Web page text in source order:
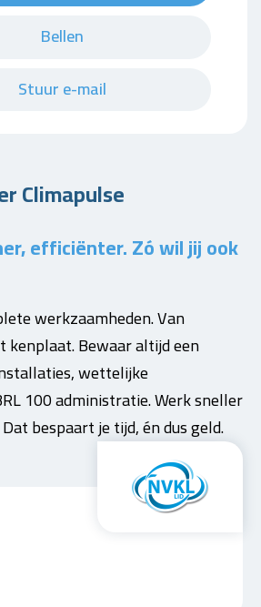
Bellen
Stuur e-mail
Climapulse
efficiënter. Zó wil jij ook
werkzaamheden. Van
Bewaar altijd een
wettelijke
100 administratie. Werk sneller
bespaart je tijd, én dus geld.